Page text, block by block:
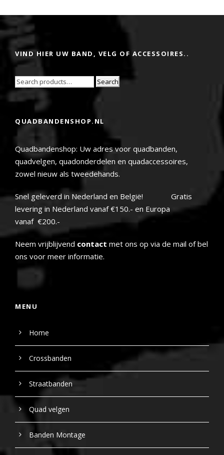
VIND HIER UW BAND, VELG OF ACCESSOIRES..
Search
QUADBANDENSHOP.NL
Quadbandenshop: Uw adres voor quadbanden,
quadvelgen, quadonderdelen en quadaccessoires,
zowel nieuw als tweedehands.
Snel geleverd in Nederland en België! Gratis
levering in Nederland vanaf €150.- en Europa
vanaf €200.-
Neem vrijblijvend contact met ons op via de mail of bel
ons voor meer informatie.
MENU
Home
Crossbanden
Straatbanden
Quad velgen
Banden Montage